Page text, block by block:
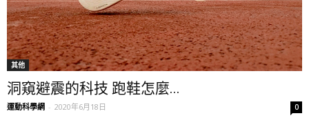
其他
洞窺避震的科技 跑鞋怎麼...
運動科學網 - 2020年6月18日 0